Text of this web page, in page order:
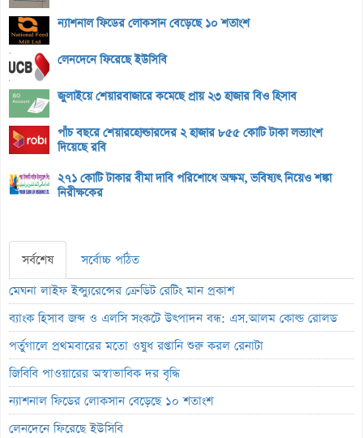
ন্যাশনাল ফিডের লোকসান বেড়েছে ১০ শতাংশ
লেনদেনে ফিরেছে ইউসিবি
জুলাইয়ে শেয়ারবাজারে কমেছে প্রায় ২৩ হাজার বিও হিসাব
পাঁচ বছরে শেয়ারহোল্ডারদের ২ হাজার ৮৫৫ কোটি টাকা লভ্যাংশ
দিয়েছে রবি
২৭১ কোটি টাকার বীমা দাবি পরিশোধে অক্ষম, ভবিষ্যৎ নিয়েও শঙ্কা
নিরীক্ষকের
সর্বশেষ
সর্বোচ্চ পঠিত
মেঘনা লাইফ ইন্স্যুরেন্সের ক্রেডিট রেটিং মান প্রকাশ
ব্যাংক হিসাব জব্দ ও এলসি সংকটে উৎপাদন বন্ধ: এস.আলম কোল্ড রোলড
পর্তুগালে প্রথমবারের মতো ওষুধ রপ্তানি শুরু করল রেনাটা
জিবিবি পাওয়ারের অস্বাভাবিক দর বৃদ্ধি
ন্যাশনাল ফিডের লোকসান বেড়েছে ১০ শতাংশ
লেনদেনে ফিরেছে ইউসিবি